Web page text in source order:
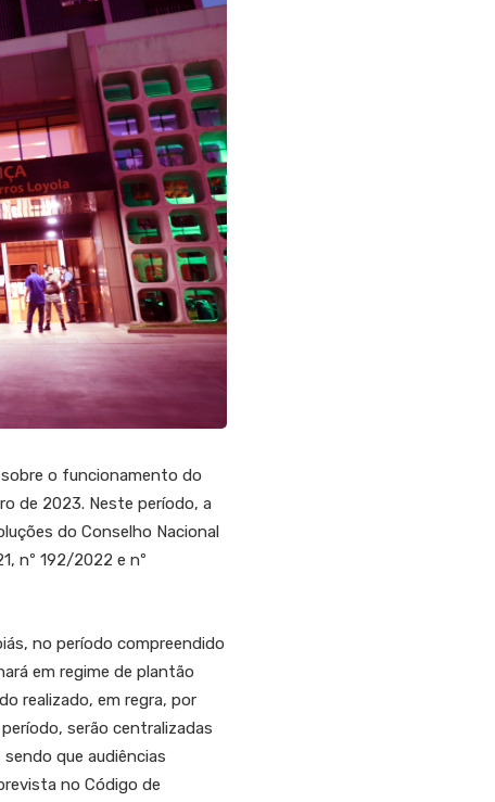
o funcionamento do
de 2023. Neste período, a
do Conselho Nacional
nº 192/2022 e nº
no período compreendido
em regime de plantão
realizado, em regra, por
serão centralizadas
que audiências
no Código de